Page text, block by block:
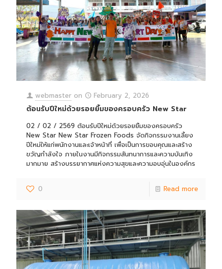
webmaster on February 2, 2026
ต้อนรับปีใหม่ด้วยรอยยิ้มของครอบครัว New Star
02 / 02 / 2569 ต้อนรับปีใหม่ด้วยรอยยิ้มของครอบครัว
New Star New Star Frozen Foods จัดกิจกรรมงานเลี้ยง
ปีใหม่ให้แก่พนักงานและเจ้าหน้าที่ เพื่อเป็นการขอบคุณและสร้าง
ขวัญกำลังใจ ภายในงานมีกิจกรรมสันทนาการและความบันเทิง
มากมาย สร้างบรรยากาศแห่งความสุขและความอบอุ่นในองค์กร
0 Read more